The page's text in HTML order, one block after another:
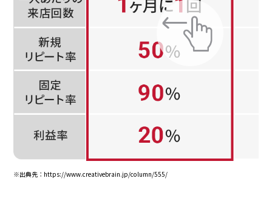
※出典先：https://www.creativebrain.jp/column/555/